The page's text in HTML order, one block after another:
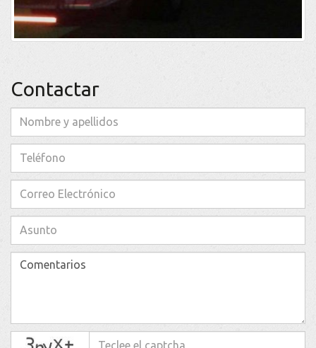
Contactar
captcha